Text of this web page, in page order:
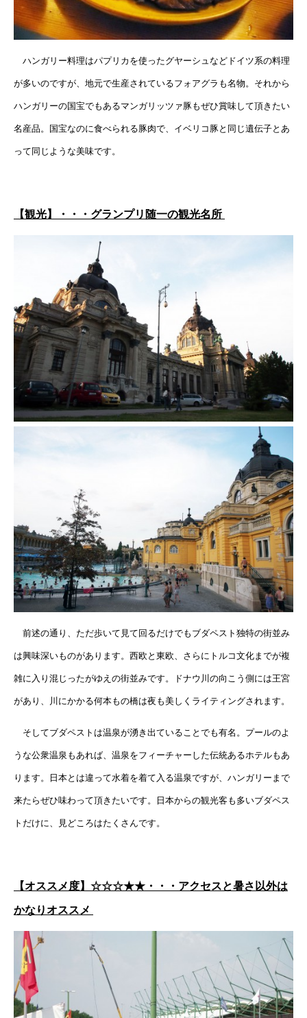
ハンガリー料理はパプリカを使ったグヤーシュなどドイツ系の料理
が多いのですが、地元で生産されているフォアグラも名物。それから
ハンガリーの国宝でもあるマンガリッツァ豚もぜひ賞味して頂きたい
名産品。国宝なのに食べられる豚肉で、イベリコ豚と同じ遺伝子とあ
って同じような美味です。
【観光】・・・グランプリ随一の観光名所
前述の通り、ただ歩いて見て回るだけでもブダペスト独特の街並み
は興味深いものがあります。西欧と東欧、さらにトルコ文化までが複
雑に入り混じったがゆえの街並みです。ドナウ川の向こう側には王宮
があり、川にかかる何本もの橋は夜も美しくライティングされます。
そしてブダペストは温泉が湧き出ていることでも有名。プールのよ
うな公衆温泉もあれば、温泉をフィーチャーした伝統あるホテルもあ
ります。日本とは違って水着を着て入る温泉ですが、ハンガリーまで
来たらぜひ味わって頂きたいです。日本からの観光客も多いブダペス
トだけに、見どころはたくさんです。
【オススメ度】☆☆☆★★・・・アクセスと暑さ以外は
かなりオススメ